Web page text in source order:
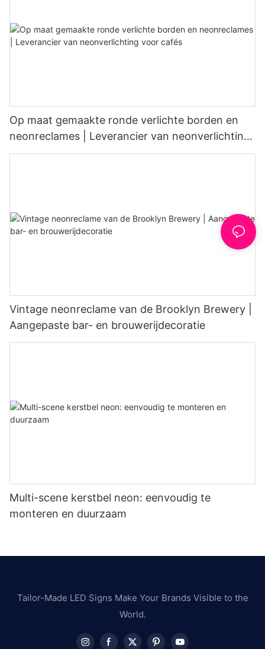
Op maat gemaakte ronde verlichte borden en
neonreclames | Leverancier van neonverlichting
voor cafés
Vintage neonreclame van de Brooklyn Brewery |
Aangepaste bar- en brouwerijdecoratie
Multi-scene kerstbel neon: eenvoudig te
monteren en duurzaam
Tailor-Made LED Signs Make Your Brands Visible to the
World.